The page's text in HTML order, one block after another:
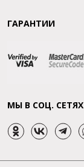
ГАРАНТИИ
МЫ В СОЦ. СЕТЯХ